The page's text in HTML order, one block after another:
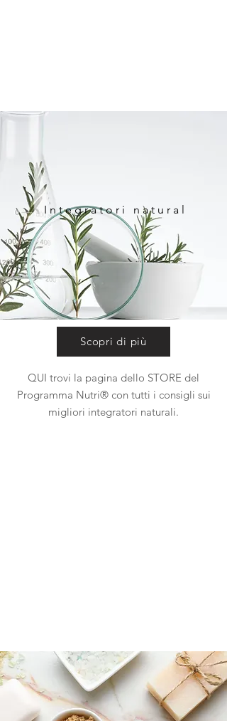
Integratori natural
Scopri di più
QUI trovi la pagina dello STORE del
Programma Nutri® con tutti i consigli sui
migliori integratori naturali.